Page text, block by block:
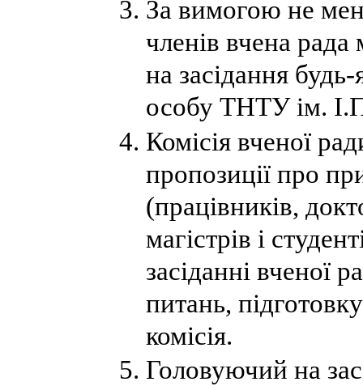
За вимогою не
членів вчена
на засідання
особу ТНТУ ім.
Комісія вченої
пропозиції про
(працівників,
магістрів і
засіданні вченої
питань,
комісія.
Головуючий на